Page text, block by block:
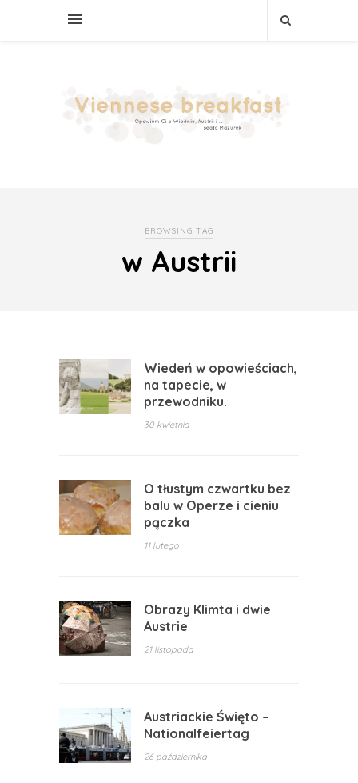
BROWSING TAG
w Austrii
Wiedeń w opowieściach,
na tapecie, w
przewodniku.
30 kwietnia
O tłustym czwartku bez
balu w Operze i cieniu
pączka
11 lutego
Obrazy Klimta i dwie
Austrie
21 listopada
Austriackie Święto –
Nationalfeiertag
26 października